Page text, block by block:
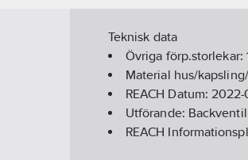
Teknisk data
Övriga förp.storlekar:
Material hus/
REACH Datum:2022-
Utförande:
REACH